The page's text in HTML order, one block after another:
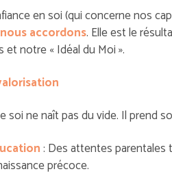
en soi (qui concerne nos
accordons. Elle est le
notre « Idéal du Moi ».
soi ne naît pas du vide. Il prend
: Des attentes parentales
précoce.